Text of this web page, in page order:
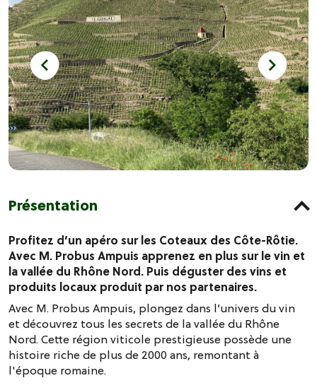
Présentation
Profitez d’un apéro sur les Coteaux des Côte-Rôtie.
Avec M. Probus Ampuis apprenez en plus sur le vin et
la vallée du Rhône Nord. Puis déguster des vins et
produits locaux produit par nos partenaires.
Avec M. Probus Ampuis, plongez dans l’univers du vin
et découvrez tous les secrets de la vallée du Rhône
Nord. Cette région viticole prestigieuse possède une
histoire riche de plus de 2000 ans, remontant à
l'époque romaine.